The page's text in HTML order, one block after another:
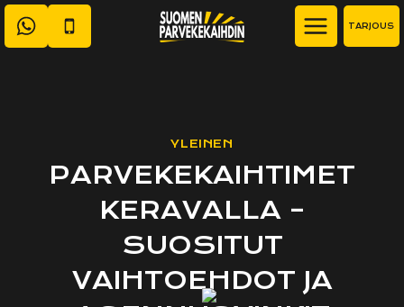
Siirry
sisältöön
TARJOUS
YLEINEN
PARVEKEKAIHTIMET
KERAVALLA –
SUOSITUT
VAIHTOEHDOT JA